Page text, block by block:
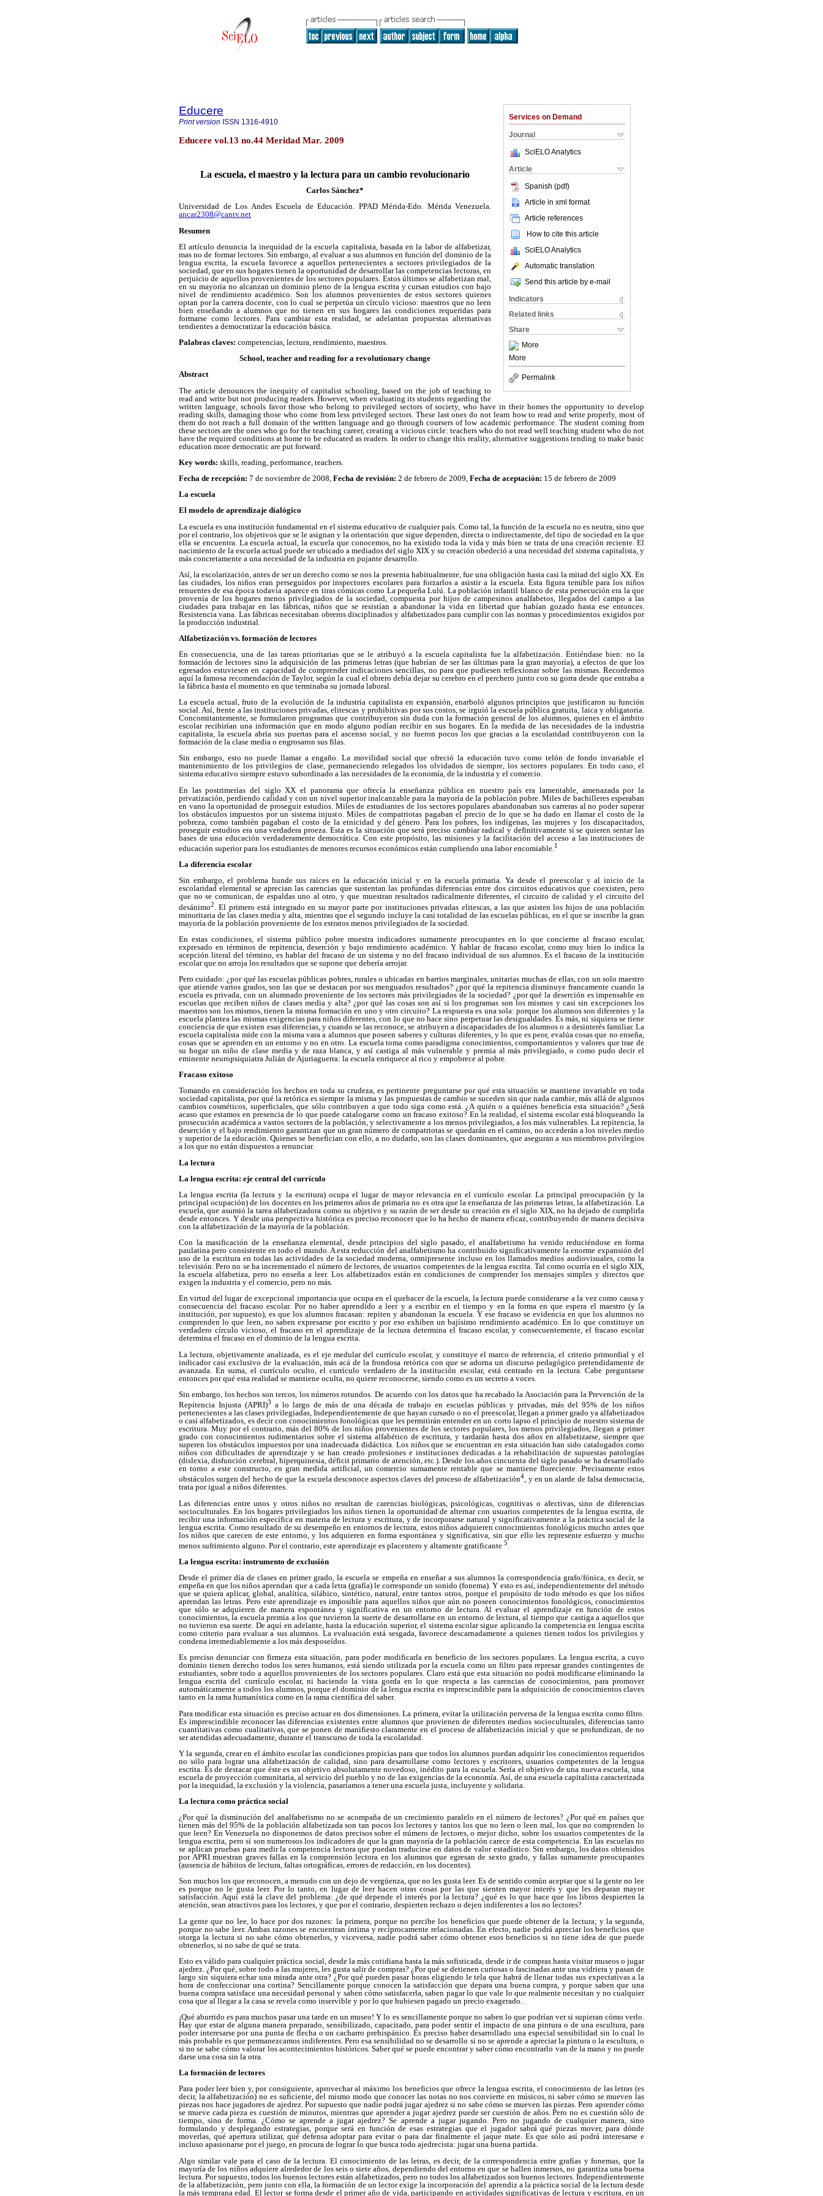
Services on Demand
Journal
SciELO Analytics
Article
Spanish (pdf)
Article in xml format
Article references
How to cite this article
SciELO Analytics
Automatic translation
Send this article by e-mail
Indicators
Related links
Share
More
More
Permalink
Educere
Print version ISSN 1316-4910
Educere vol.13 no.44 Meridad Mar. 2009
La escuela, el maestro y la lectura para un cambio revolucionario
Carlos Sánchez*
Universidad de Los Andes Escuela de Educación. PPAD Mérida-Edo. Mérida Venezuela.
ancar2308@cantv.net
Resumen
El artículo denuncia la inequidad de la escuela capitalista, basada en la labor de alfabetizar,
mas no de formar lectores. Sin embargo, al evaluar a sus alumnos en función del dominio de la
lengua escrita, la escuela favorece a aquellos pertenecientes a sectores privilegiados de la
sociedad, que en sus hogares tienen la oportunidad de desarrollar las competencias lectoras, en
perjuicio de aquellos provenientes de los sectores populares. Estos últimos se alfabetizan mal,
en su mayoría no alcanzan un dominio pleno de la lengua escrita y cursan estudios con bajo
nivel de rendimiento académico. Son los alumnos provenientes de estos sectores quienes
optan por la carrera docente, con lo cual se perpetúa un círculo vicioso: maestros que no leen
bien enseñando a alumnos que no tienen en sus hogares las condiciones requeridas para
formarse como lectores. Para cambiar esta realidad, se adelantan propuestas alternativas
tendientes a democratizar la educación básica.
Palabras claves: competencias, lectura, rendimiento, maestros.
School, teacher and reading for a revolutionary change
Abstract
The article denounces the inequity of capitalist schooling, based on the job of teaching to
read and write but not producing readers. However, when evaluating its students regarding the
written language, schools favor those who belong to privileged sectors of society, who have in their homes the opportunity to develop
reading skills, damaging those who come from less privileged sectors. These last ones do not learn how to read and write properly, most of
them do not reach a full domain of the written language and go through coursers of low academic performance. The student coming from
these sectors are the ones who go for the teaching career, creating a vicious circle: teachers who do not read well teaching student who do not
have the required conditions at home to be educated as readers. In order to change this reality, alternative suggestions tending to make basic
education more democratic are put forward.
Key words: skills, reading, performance, teachers.
Fecha de recepción: 7 de noviembre de 2008, Fecha de revisión: 2 de febrero de 2009, Fecha de aceptación: 15 de febrero de 2009
La escuela
El modelo de aprendizaje dialógico
La escuela es una institución fundamental en el sistema educativo de cualquier país. Como tal, la función de la escuela no es neutra, sino que
por el contrario, los objetivos que se le asignan y la orientación que sigue dependen, directa o indirectamente, del tipo de sociedad en la que
ella se encuentra. La escuela actual, la escuela que conocemos, no ha existido toda la vida y más bien se trata de una creación reciente. El
nacimiento de la escuela actual puede ser ubicado a mediados del siglo XIX y su creación obedeció a una necesidad del sistema capitalista, y
más concretamente a una necesidad de la industria en pujante desarrollo.
Así, la escolarización, antes de ser un derecho como se nos la presenta habitualmente, fue una obligación hasta casi la mitad del siglo XX. En
las ciudades, los niños eran perseguidos por inspectores escolares para forzarlos a asistir a la escuela. Esta figura temible para los niños
renuentes de esa época todavía aparece en tiras cómicas como La pequeña Lulú. La población infantil blanco de esta persecución era la que
provenía de los hogares menos privilegiados de la sociedad, compuesta por hijos de campesinos analfabetos, llegados del campo a las
ciudades para trabajar en las fábricas, niños que se resistían a abandonar la vida en libertad que habían gozado hasta ese entonces.
Resistencia vana. Las fábricas necesitaban obreros disciplinados y alfabetizados para cumplir con las normas y procedimientos exigidos por
la producción industrial.
Alfabetización vs. formación de lectores
En consecuencia, una de las tareas prioritarias que se le atribuyó a la escuela capitalista fue la alfabetización. Entiéndase bien: no la
formación de lectores sino la adquisición de las primeras letras (que habrían de ser las últimas para la gran mayoría), a efectos de que los
egresados estuviesen en capacidad de comprender indicaciones sencillas, no para que pudiesen reflexionar sobre las mismas. Recordemos
aquí la famosa recomendación de Taylor, según la cual el obrero debía dejar su cerebro en el perchero junto con su gorra desde que entraba a
la fábrica hasta el momento en que terminaba su jornada laboral.
La escuela actual, fruto de la evolución de la industria capitalista en expansión, enarboló algunos principios que justificaron su función
social. Así, frente a las instituciones privadas, elitescas y prohibitivas por sus costos, se irguió la escuela pública gratuita, laica y obligatoria.
Concomitantemente, se formularon programas que contribuyeron sin duda con la formación general de los alumnos, quienes en el ámbito
escolar recibirían una información que en modo alguno podían recibir en sus hogares. En la medida de las necesidades de la industria
capitalista, la escuela abría sus puertas para el ascenso social, y no fueron pocos los que gracias a la escolaridad contribuyeron con la
formación de la clase media o engrosaron sus filas.
Sin embargo, esto no puede llamar a engaño. La movilidad social que ofreció la educación tuvo como telón de fondo invariable el
mantenimiento de los privilegios de clase, permaneciendo relegados los olvidados de siempre, los sectores populares. En todo caso, el
sistema educativo siempre estuvo subordinado a las necesidades de la economía, de la industria y el comercio.
En las postrimerías del siglo XX el panorama que ofrecía la enseñanza pública en nuestro país era lamentable, amenazada por la
privatización, perdiendo calidad y con un nivel superior inalcanzable para la mayoría de la población pobre. Miles de bachilleres esperaban
en vano la oportunidad de proseguir estudios. Miles de estudiantes de los sectores populares abandonaban sus carreras al no poder superar
los obstáculos impuestos por un sistema injusto. Miles de compatriotas pagaban el precio de lo que se ha dado en llamar el costo de la
pobreza, como también pagaban el costo de la etnicidad y del género. Para los pobres, los indígenas, las mujeres y los discapacitados,
proseguir estudios era una verdadera proeza. Esta es la situación que será preciso cambiar radical y definitivamente si se quieren sentar las
bases de una educación verdaderamente democrática. Con este propósito, las misiones y la facilitación del acceso a las instituciones de
educación superior para los estudiantes de menores recursos económicos están cumpliendo una labor encomiable. 1
La diferencia escolar
Sin embargo, el problema hunde sus raíces en la educación inicial y en la escuela primaria. Ya desde el preescolar y al inicio de la
escolaridad elemental se aprecian las carencias que sustentan las profundas diferencias entre dos circuitos educativos que coexisten, pero
que no se comunican, de espaldas uno al otro, y que muestran resultados radicalmente diferentes, el circuito de calidad y el circuito del
desánimo2
. El primero está integrado en su mayor parte por instituciones privadas elitescas, a las que asisten los hijos de una población
minoritaria de las clases media y alta, mientras que el segundo incluye la casi totalidad de las escuelas públicas, en el que se inscribe la gran
mayoría de la población proveniente de los estratos menos privilegiados de la sociedad.
En estas condiciones, el sistema público pobre muestra indicadores sumamente preocupantes en lo que concierne al fracaso escolar,
expresado en términos de repitencia, deserción y bajo rendimiento académico. Y hablar de fracaso escolar, como muy bien lo indica la
acepción literal del término, es hablar del fracaso de un sistema y no del fracaso individual de sus alumnos. Es el fracaso de la institución
escolar que no arroja los resultados que se supone que debería arrojar.
Pero cuidado: ¿por qué las escuelas públicas pobres, rurales o ubicadas en barrios marginales, unitarias muchas de ellas, con un solo maestro
que atiende varios grados, son las que se destacan por sus menguados resultados? ¿por qué la repitencia disminuye francamente cuando la
escuela es privada, con un alumnado proveniente de los sectores más privilegiados de la sociedad? ¿por qué la deserción es impensable en
escuelas que reciben niños de clases media y alta? ¿por qué las cosas son así si los programas son los mismos y casi sin excepciones los
maestros son los mismos, tienen la misma formación en uno y otro circuito? La respuesta es una sola: porque los alumnos son diferentes y la
escuela plantea las mismas exigencias para niños diferentes, con lo que no hace sino perpetuar las desigualdades. Es más, ni siquiera se tiene
conciencia de que existen esas diferencias, y cuando se las reconoce, se atribuyen a discapacidades de los alumnos o a desinterés familiar. La
escuela capitalista mide con la misma vara a alumnos que poseen saberes y culturas diferentes, y lo que es peor, evalúa cosas que no enseña,
cosas que se aprenden en un entorno y no en otro. La escuela toma como paradigma conocimientos, comportamientos y valores que trae de
su hogar un niño de clase media y de raza blanca, y así castiga al más vulnerable y premia al más privilegiado, o como pudo decir el
eminente neuropsiquiatra Julián de Ajuriaguerra: la escuela enriquece al rico y empobrece al pobre.
Fracaso exitoso
Tomando en consideración los hechos en toda su crudeza, es pertinente preguntarse por qué esta situación se mantiene invariable en toda
sociedad capitalista, por qué la retórica es siempre la misma y las propuestas de cambio se suceden sin que nada cambie, más allá de algunos
cambios cosméticos, superficiales, que sólo contribuyen a que todo siga como está. ¿A quién o a quiénes beneficia esta situación? ¿Será
acaso que estamos en presencia de lo que puede catalogarse como un fracaso exitoso? En la realidad, el sistema escolar está bloqueando la
prosecución académica a vastos sectores de la población, y selectivamente a los menos privilegiados, a los más vulnerables. La repitencia, la
deserción y el bajo rendimiento garantizan que un gran número de compatriotas se quedarán en el camino, no accederán a los niveles medio
y superior de la educación. Quienes se benefician con ello, a no dudarlo, son las clases dominantes, que aseguran a sus miembros privilegios
a los que no están dispuestos a renunciar.
La lectura
La lengua escrita: eje central del currículo
La lengua escrita (la lectura y la escritura) ocupa el lugar de mayor relevancia en el currículo escolar. La principal preocupación (y la
principal ocupación) de los docentes en los primeros años de primaria no es otra que la enseñanza de las primeras letras, la alfabetización. La
escuela, que asumió la tarea alfabetizadora como su objetivo y su razón de ser desde su creación en el siglo XIX, no ha dejado de cumplirla
desde entonces. Y desde una perspectiva histórica es preciso reconocer que lo ha hecho de manera eficaz, contribuyendo de manera decisiva
con la alfabetización de la mayoría de la población.
Con la masificación de la enseñanza elemental, desde principios del siglo pasado, el analfabetismo ha venido reduciéndose en forma
paulatina pero consistente en todo el mundo. A esta reducción del analfabetismo ha contribuido significativamente la enorme expansión del
uso de la escritura en todas las actividades de la sociedad moderna, omnipresente incluso en los llamados medios audiovisuales, como la
televisión. Pero no se ha incrementado el número de lectores, de usuarios competentes de la lengua escrita. Tal como ocurría en el siglo XIX,
la escuela alfabetiza, pero no enseña a leer. Los alfabetizados están en condiciones de comprender los mensajes simples y directos que
exigen la industria y el comercio, pero no más.
En virtud del lugar de excepcional importancia que ocupa en el quehacer de la escuela, la lectura puede considerarse a la vez como causa y
consecuencia del fracaso escolar. Por no haber aprendido a leer y a escribir en el tiempo y en la forma en que espera el maestro (y la
institución, por supuesto), es que los alumnos fracasan: repiten y abandonan la escuela. Y ese fracaso se evidencia en que los alumnos no
comprenden lo que leen, no saben expresarse por escrito y por eso exhiben un bajísimo rendimiento académico. En lo que constituye un
verdadero círculo vicioso, el fracaso en el aprendizaje de la lectura determina el fracaso escolar, y consecuentemente, el fracaso escolar
determina el fracaso en el dominio de la lengua escrita.
La lectura, objetivamente analizada, es el eje medular del currículo escolar, y constituye el marco de referencia, el criterio primordial y el
indicador casi exclusivo de la evaluación, más acá de la frondosa retórica con que se adorna un discurso pedagógico pretendidamente de
avanzada. En suma, el currículo oculto, el currículo verdadero de la institución escolar, está centrado en la lectura. Cabe preguntarse
entonces por qué esta realidad se mantiene oculta, no quiere reconocerse, siendo como es un secreto a voces.
Sin embargo, los hechos son tercos, los números rotundos. De acuerdo con los datos que ha recabado la Asociación para la Prevención de la
Repitencia Injusta (APRI)3 a lo largo de más de una década de trabajo en escuelas públicas y privadas, más del 95% de los niños
pertenecientes a las clases privilegiadas, Independientemente de que hayan cursado o no el preescolar, llegan a primer grado ya alfabetizados
o casi alfabetizados, es decir con conocimientos fonológicas que les permitirán entender en un corto lapso el principio de nuestro sistema de
escritura. Muy por el contrario, más del 80% de los niños provenientes de los sectores populares, los menos privilegiados, llegan a primer
grado con conocimientos rudimentarios sobre el sistema alfabético de escritura, y tardarán hasta dos años en alfabetizarse, siempre que
superen los obstáculos impuestos por una inadecuada didáctica. Los niños que se encuentran en esta situación han sido catalogados como
niños con dificultades de aprendizaje y se han creado profesiones e instituciones dedicadas a la rehabilitación de supuestas patologías
(dislexia, disfunción cerebral, hiperquinesia, déficit primario de atención, etc.). Desde los años cincuenta del siglo pasado se ha desarrollado
en torno a este constructo, en gran medida artificial, un comercio sumamente rentable que se mantiene floreciente. Precisamente estos
obstáculos surgen del hecho de que la escuela desconoce aspectos claves del proceso de alfabetización4, y en un alarde de falsa democracia,
trata por igual a niños diferentes.
Las diferencias entre unos y otros niños no resultan de carencias biológicas, psicológicas, cognitivas o afectivas, sino de diferencias
socioculturales. En los hogares privilegiados los niños tienen la oportunidad de alternar con usuarios competentes de la lengua escrita, de
recibir una información específica en materia de lectura y escritura, y de incorporarse natural y significativamente a la práctica social de la
lengua escrita. Como resultado de su desempeño en entornos de lectura, estos niños adquieren conocimientos fonológicos mucho antes que
los niños que carecen de este entorno, y los adquieren en forma espontánea y significativa, sin que ello les represente esfuerzo y mucho
menos sufrimiento alguno. Por el contrario, este aprendizaje es placentero y altamente gratificante 5
La lengua escrita: instrumento de exclusión
Desde el primer día de clases en primer grado, la escuela se empeña en enseñar a sus alumnos la correspondencia grafo/fónica, es decir, se
empeña en que los niños aprendan que a cada letra (grafía) le corresponde un sonido (fonema). Y esto es así, independientemente del método
que se quiera aplicar, global, analítica, silábico, sintético, natural, entre tantos otros, porque el propósito de todo método es que los niños
aprendan las letras. Pero este aprendizaje es imposible para aquellos niños que aún no poseen conocimientos fonológicos, conocimientos
que sólo se adquieren de manera espontánea y significativa en un entorno de lectura. Al evaluar el aprendizaje en función de estos
conocimientos, la escuela premia a los que tuvieron la suerte de desarrollarse en un entorno de lectura, al tiempo que castiga a aquellos que
no tuvieron esa suerte. De aquí en adelante, hasta la educación superior, el sistema escolar sigue aplicando la competencia en lengua escrita
como criterio para evaluar a sus alumnos. La evaluación está sesgada, favorece descarnadamente a quienes tienen todos los privilegios y
condena irremediablemente a los más desposeídos.
Es preciso denunciar con firmeza esta situación, para poder modificarla en beneficio de los sectores populares. La lengua escrita, a cuyo
dominio tienen derecho todos los seres humanos, está siendo utilizada por la escuela como un filtro para represar grandes contingentes de
estudiantes, sobre todo a aquellos provenientes de los sectores populares. Claro está que esta situación no podrá modificarse eliminando la
lengua escrita del currículo escolar, ni haciendo la vista gorda en lo que respecta a las carencias de conocimientos, para promover
automáticamente a todos los alumnos, porque el dominio de la lengua escrita es imprescindible para la adquisición de conocimientos claves
tanto en la rama humanística como en la rama científica del saber.
Para modificar esta situación es preciso actuar en dos dimensiones. La primera, evitar la utilización perversa de la lengua escrita como filtro.
Es imprescindible reconocer las diferencias existentes entre alumnos que provienen de diferentes medios socioculturales, diferencias tanto
cuantitativas como cualitativas, que se ponen de manifiesto claramente en el proceso de alfabetización inicial y que se profundizan, de no
ser atendidas adecuadamente, durante el transcurso de toda la escolaridad.
Y la segunda, crear en el ámbito escolar las condiciones propicias para que todos los alumnos puedan adquirir los conocimientos requeridos
no sólo para lograr una alfabetización de calidad, sino para desarrollarse como lectores y escritores, usuarios competentes de la lengua
escrita. Es de destacar que éste es un objetivo absolutamente novedoso, inédito para la escuela. Sería el objetivo de una nueva escuela, una
escuela de proyección comunitaria, al servicio del pueblo y no de las exigencias de la economía. Así, de una escuela capitalista caracterizada
por la inequidad, la exclusión y la violencia, pasaríamos a tener una escuela justa, incluyente y solidaria.
La lectura como práctica social
¿Por qué la disminución del analfabetismo no se acompaña de un crecimiento paralelo en el número de lectores? ¿Por qué en países que
tienen más del 95% de la población alfabetizada son tan pocos los lectores y tantos los que no leen o leen mal, los que no comprenden lo
que leen? En Venezuela no disponemos de datos precisos sobre el número de lectores, o mejor dicho, sobre los usuarios competentes de la
lengua escrita, pero sí son numerosos los indicadores de que la gran mayoría de la población carece de esta competencia. En las escuelas no
se aplican pruebas para medir la competencia lectora que puedan traducirse en datos de valor estadístico. Sin embargo, los datos obtenidos
por APRI muestran graves fallas en la comprensión lectora en los alumnos que egresan de sexto grado, y fallas sumamente preocupantes
(ausencia de hábitos de lectura, faltas ortográficas, errores de redacción, en los docentes).
Son muchos los que reconocen, a menudo con un dejo de vergüenza, que no les gusta leer. Es de sentido común aceptar que si la gente no lee
es porque no le gusta leer. Por lo tanto, en lugar de leer hacen otras cosas por las que sienten mayor interés y que les deparan mayor
satisfacción. Aquí está la clave del problema: ¿de qué depende el interés por la lectura? ¿qué es lo que hace que los libros despierten la
atención, sean atractivos para los lectores, y que por el contrario, despierten rechazo o dejen indiferentes a los no lectores?
La gente que no lee, lo hace por dos razones: la primera, porque no percibe los beneficios que puede obtener de la lectura; y la segunda,
porque no sabe leer. Ambas razones se encuentran íntima y recíprocamente relacionadas. En efecto, nadie podrá apreciar los beneficios que
otorga la lectura si no sabe cómo obtenerlos, y viceversa, nadie podrá saber cómo obtener esos beneficios si no tiene idea de que puede
obtenerlos, si no sabe de qué se trata.
Esto es válido para cualquier práctica social, desde la más cotidiana hasta la más sofisticada, desde ir de compras hasta visitar museos o jugar
ajedrez. ¿Por qué, sobre todo a las mujeres, les gusta salir de compras? ¿Por qué se detienen curiosas o fascinadas ante una vidriera y pasan de
largo sin siquiera echar una mirada ante otra? ¿Por qué pueden pasar horas eligiendo le tela que habrá de llenar todas sus expectativas a la
hora de confeccionar una cortina? Sencillamente porque conocen la satisfacción que depara una buena compra, y porque saben que una
buena compra satisface una necesidad personal y saben cómo satisfacerla, saben pagar lo que vale lo que realmente necesitan y no cualquier
cosa que al llegar a la casa se revela como inservible y por lo que hubiesen pagado un precio exagerado.
¡Qué aburrido es para muchos pasar una tarde en un museo! Y lo es sencillamente porque no saben lo que podrían ver si supieran cómo verlo.
Hay que estar de alguna manera preparado, sensibilizado, capacitado, para poder sentir el impacto de una pintura o de una escultura, para
poder interesarse por una punta de flecha o un cacharro prehispánico. Es preciso haber desarrollado una especial sensibilidad sin lo cual lo
más probable es que permanezcamos indiferentes. Pero esa sensibilidad no se desarrollo si no se aprende a apreciar la pintura o la escultura, o
si no se sabe cómo valorar los acontecimientos históricos. Saber qué se puede encontrar y saber cómo encontrarlo van de la mano y no puede
darse una cosa sin la otra.
La formación de lectores
Para poder leer bien y, por consiguiente, aprovechar al máximo los beneficios que ofrece la lengua escrita, el conocimiento de las letras (es
decir, la alfabetización) no es suficiente, del mismo modo que conocer las notas no nos convierte en músicos, ni saber cómo se mueven las
piezas nos hace jugadores de ajedrez. Por supuesto que nadie podrá jugar ajedrez si no sabe cómo se mueven las piezas. Pero aprender cómo
se mueve cada pieza es cuestión de minutos, mientras que aprender a jugar ajedrez puede ser cuestión de años. Pero no es cuestión sólo de
tiempo, sino de forma. ¿Cómo se aprende a jugar ajedrez? Se aprende a jugar jugando. Pero no jugando de cualquier manera, sino
formulando y desplegando estrategias, porque será en función de esas estrategias que el jugador sabrá qué piezas mover, para dónde
moverlas, qué apertura utilizar, qué defensa adoptar para evitar o para dar finalmente el jaque mate. Es que sólo así podrá interesarse e
incluso apasionarse por el juego, en procura de lograr lo que busca todo ajedrecista: jugar una buena partida.
Algo similar vale para el caso de la lectura. El conocimiento de las letras, es decir, de la correspondencia entre grafías y fonemas, que la
mayoría de los niños adquiere alrededor de los seis o siete años, dependiendo del entorno en que se hallen inmersos, no garantiza una buena
lectura. Por supuesto, todos los buenos lectores están alfabetizados, pero no todos los alfabetizados son buenos lectores. Independientemente
de la alfabetización, pero junto con ella, la formación de un lector exige la incorporación del aprendiz a la práctica social de la lectura desde
la más temprana edad. El lector se forma desde el primer año de vida, participando en actividades significativas de lectura y escritura, en un